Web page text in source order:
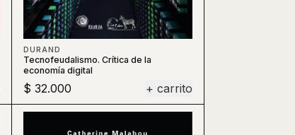
DURAND
Tecnofeudalismo. Crítica de la
economía digital
$ 32.000 + carrito